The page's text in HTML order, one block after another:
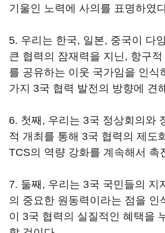
기울인 노력에 사의를 표명하였
5. 우리는 한국, 일본, 중국이 다
큰 협력의 잠재력을 지닌, 항구
를 공유하는 이웃 국가임을 인식
가지 3국 협력 발전의 방향에 견
6. 첫째, 우리는 3국 정상회의와
적 개최를 통해 3국 협력의 제도
TCS의 역량 강화를 계속해서 촉
7. 둘째, 우리는 3국 국민들의 지
의 중요한 원동력이라는 점을 인
이 3국 협력의 실질적인 혜택을